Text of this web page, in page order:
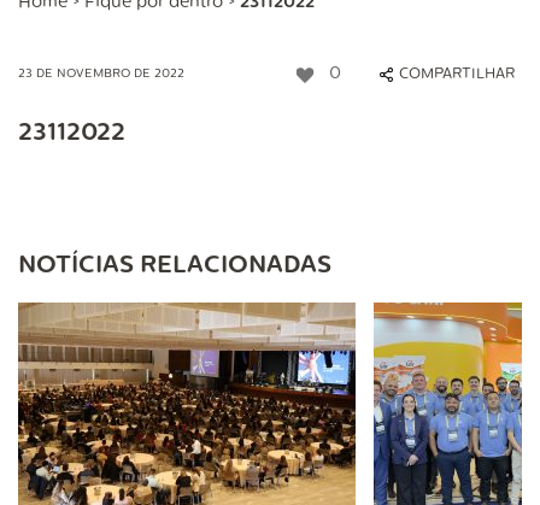
23 DE NOVEMBRO DE 2022 0 COMPARTILHAR
23112022
NOTÍCIAS RELACIONADAS